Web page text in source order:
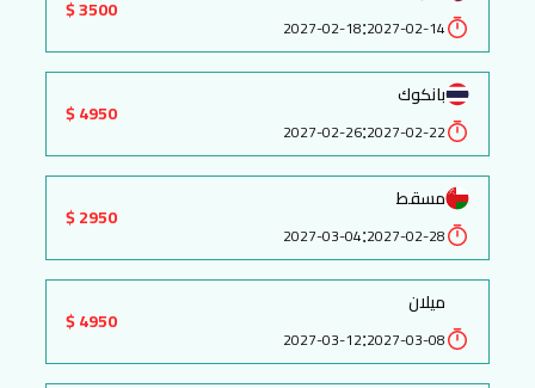
2027-02-14
:
2027-02-18
3500 $
بانكوك
2027-02-22
:
2027-02-26
4950 $
مسقط
2027-02-28
:
2027-03-04
2950 $
ميلان
2027-03-08
:
2027-03-12
4950 $